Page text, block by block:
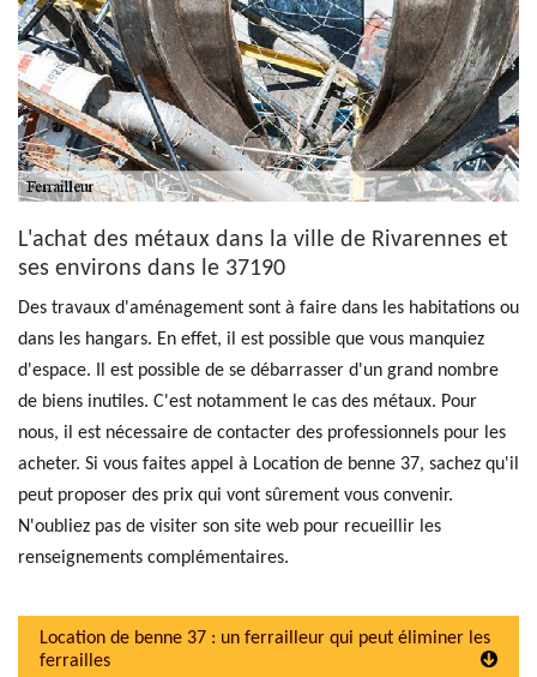
L'achat des métaux dans la ville de Rivarennes et
ses environs dans le 37190
Des travaux d'aménagement sont à faire dans les habitations ou
dans les hangars. En effet, il est possible que vous manquiez
d'espace. Il est possible de se débarrasser d'un grand nombre
de biens inutiles. C'est notamment le cas des métaux. Pour
nous, il est nécessaire de contacter des professionnels pour les
acheter. Si vous faites appel à Location de benne 37, sachez qu'il
peut proposer des prix qui vont sûrement vous convenir.
N'oubliez pas de visiter son site web pour recueillir les
renseignements complémentaires.
Location de benne 37 : un ferrailleur qui peut éliminer les
ferrailles